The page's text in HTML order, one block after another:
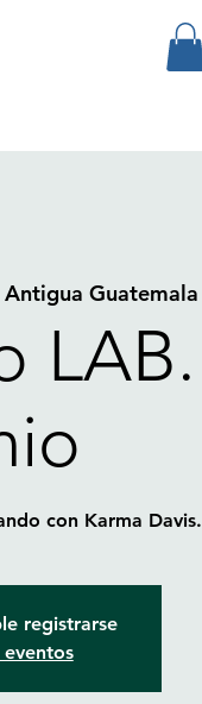
Guatemala
LAB.
con Karma Davis.
registrarse